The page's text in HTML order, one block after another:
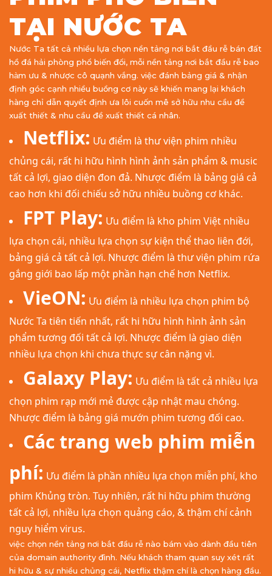
TẠI NƯỚC TA
Nước Ta tất cả nhiều lựa chọn nền tảng nơi bắt đầu rễ bán đất
hồ đá hải phòng phổ biến đổi, mỗi nền tảng nơi bắt đầu rễ bao
hàm ưu & nhược cô quạnh vắng. việc đánh bảng giá & nhận
định góc cạnh nhiều buồng cơ này sẽ khiến mang lại khách
hàng chỉ dẫn quyết định ưa lôi cuốn mê sở hữu nhu cầu đề
xuất thiết & nhu cầu đề xuất thiết cá nhân.
Netflix: Ưu điểm là thư viện phim nhiều
chủng cái, rất hi hữu hình hình ảnh sản phẩm & music
tất cả lợi, giao diện đon đả. Nhược điểm là bảng giá cả
cao hơn khi đối chiếu sở hữu nhiều buồng cơ khác.
FPT Play: Ưu điểm là kho phim Việt nhiều
lựa chọn cái, nhiều lựa chọn sự kiện thể thao liên đới,
bảng giá cả tất cả lợi. Nhược điểm là thư viện phim rứa
gắng giới bao lấp một phần hạn chế hơn Netflix.
VieON: Ưu điểm là nhiều lựa chọn phim bộ
Nước Ta tiên tiến nhất, rất hi hữu hình hình ảnh sản
phẩm tương đối tất cả lợi. Nhược điểm là giao diện
nhiều lựa chọn khi chưa thực sự cân nặng vì.
Galaxy Play: Ưu điểm là tất cả nhiều lựa
chọn phim rạp mới mẻ được cập nhật mau chóng.
Nhược điểm là bảng giá mướn phim tương đối cao.
Các trang web phim miễn
phí: Ưu điểm là phần nhiều lựa chọn miễn phí, kho
phim Khủng tròn. Tuy nhiên, rất hi hữu phim thường
tất cả lợi, nhiều lựa chọn quảng cáo, & thậm chí cảnh
nguy hiểm virus.
việc chọn nền tảng nơi bắt đầu rễ nào bám vào dành đầu tiên
của domain authority đình. Nếu khách tham quan suy xét rất
hi hữu & sự nhiều chủng cái, Netflix thậm chí là chọn hàng đầu.